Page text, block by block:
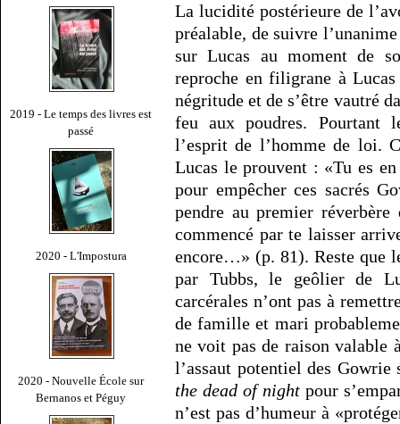
2019 - Le temps des livres est
passé
2020 - L'Impostura
2020 - Nouvelle École sur
Bernanos et Péguy
La lucidité postérieure de
préalable, de suivre
sur Lucas au moment de
reproche en filigrane à Lucas
négritude et de s’être vautré
feu aux poudres. Pourtant
l’esprit de l’homme de loi.
Lucas le prouvent : «Tu es
pour empêcher ces sacrés
pendre au premier
commencé par te laisser
encore…» (p. 81). Reste que
par Tubbs, le geôlier de
carcérales n’ont pas à
de famille et mari
ne voit pas de raison valable
l’assaut potentiel des
the dead of night pour
n’est pas d’humeur à